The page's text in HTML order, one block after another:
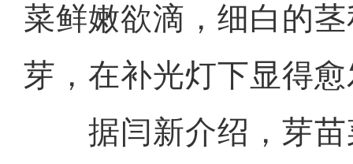
菜鲜嫩欲滴，细白的
芽，在补光灯下显得
据闫新介绍，芽苗